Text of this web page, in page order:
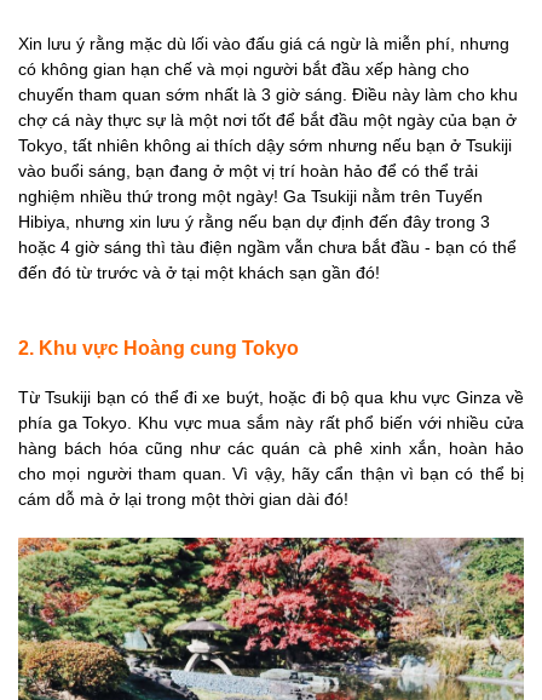
Xin lưu ý rằng mặc dù lối vào đấu giá cá ngừ là miễn phí, nhưng
có không gian hạn chế và mọi người bắt đầu xếp hàng cho
chuyến tham quan sớm nhất là 3 giờ sáng. Điều này làm cho khu
chợ cá này thực sự là một nơi tốt để bắt đầu một ngày của bạn ở
Tokyo, tất nhiên không ai thích dậy sớm nhưng nếu bạn ở Tsukiji
vào buổi sáng, bạn đang ở một vị trí hoàn hảo để có thể trải
nghiệm nhiều thứ trong một ngày! Ga Tsukiji nằm trên Tuyến
Hibiya, nhưng xin lưu ý rằng nếu bạn dự định đến đây trong 3
hoặc 4 giờ sáng thì tàu điện ngầm vẫn chưa bắt đầu - bạn có thể
đến đó từ trước và ở tại một khách sạn gần đó!
2. Khu vực Hoàng cung Tokyo
Từ Tsukiji bạn có thể đi xe buýt, hoặc đi bộ qua khu vực Ginza về
phía ga Tokyo. Khu vực mua sắm này rất phổ biến với nhiều cửa
hàng bách hóa cũng như các quán cà phê xinh xắn, hoàn hảo
cho mọi người tham quan. Vì vậy, hãy cẩn thận vì bạn có thể bị
cám dỗ mà ở lại trong một thời gian dài đó!